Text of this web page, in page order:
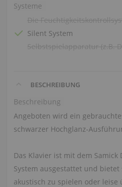
Systeme
Die
Silent System
Selbstspielapparatur (z.B.
BESCHREIBUNG
Beschreibung
Angeboten wird ein
schwarzer Hochglanz-
Das Klavier ist mit dem Samick
System ausgestattet und bietet
akustisch zu spielen oder leise